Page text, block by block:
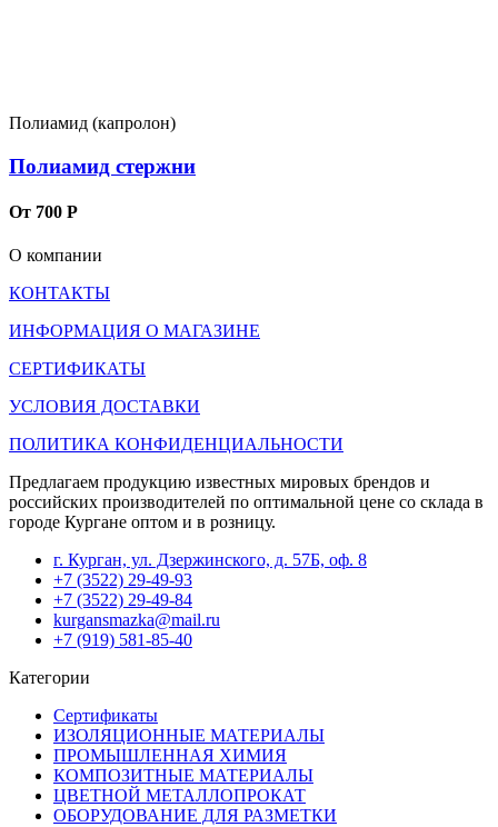
Полиамид (капролон)
Полиамид стержни
От 700 Р
О компании
КОНТАКТЫ
ИНФОРМАЦИЯ О МАГАЗИНЕ
СЕРТИФИКАТЫ
УСЛОВИЯ ДОСТАВКИ
ПОЛИТИКА КОНФИДЕНЦИАЛЬНОСТИ
Предлагаем продукцию известных мировых брендов и
российских производителей по оптимальной цене со склада в
городе Кургане оптом и в розницу.
г. Курган, ул. Дзержинского, д. 57Б, оф. 8
+7 (3522) 29-49-93
+7 (3522) 29-49-84
kurgansmazka@mail.ru
+7 (919) 581-85-40
Категории
Сертификаты
ИЗОЛЯЦИОННЫЕ МАТЕРИАЛЫ
ПРОМЫШЛЕННАЯ ХИМИЯ
КОМПОЗИТНЫЕ МАТЕРИАЛЫ
ЦВЕТНОЙ МЕТАЛЛОПРОКАТ
ОБОРУДОВАНИЕ ДЛЯ РАЗМЕТКИ